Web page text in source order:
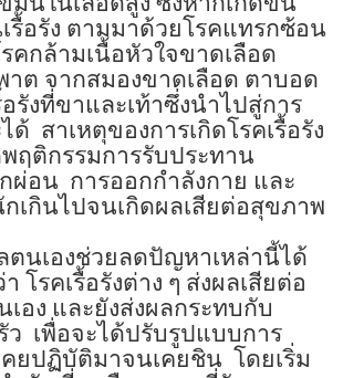
รื้อรัง ตามมาด้วยโรคแทรกซ้อน
คกล้ามเนื้อหัวใจขาดเลือด
ต จากสมองขาดเลือด ตาบอด
รังที่ขาและเท้าซึ่งนำไปสู่การ
ด้ สาเหตุของการเกิดโรคเรื้อรัง
ฤติกรรมการรับประทาน
ผ่อน การออกกำลังกาย และ
เกินไปจนเกิดผลเสียต่อสุขภาพ
องช่วยลดปัญหาเหล่านี้ได้
โรคเรื้อรังต่าง ๆ ส่งผลเสียต่อ
อง และยังส่งผลกระทบกับ
เพื่อจะได้ปรับรูปแบบการ
ยปฏิบัติมาจนเคยชิน โดยเริ่ม